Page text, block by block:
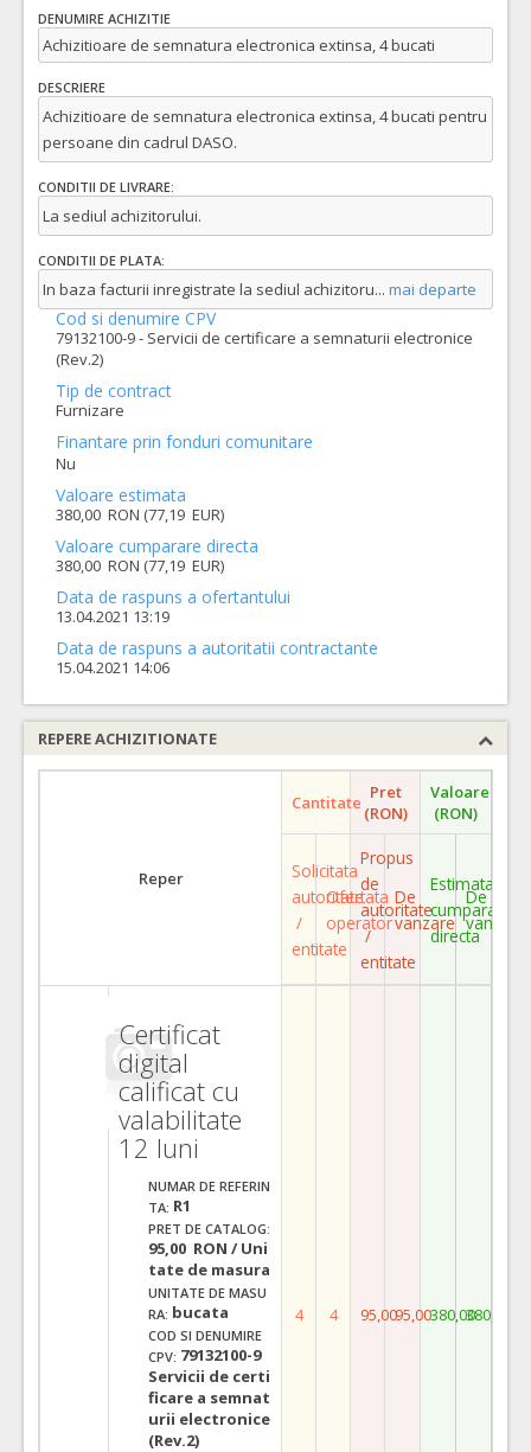
DENUMIRE ACHIZITIE
Achizitioare de semnatura electronica extinsa, 4 bucati
DESCRIERE
Achizitioare de semnatura electronica extinsa, 4 bucati pentru
persoane din cadrul DASO.
CONDITII DE LIVRARE:
La sediul achizitorului.
CONDITII DE PLATA:
In baza facturii inregistrate la sediul achizitoru... mai departe
Cod si denumire CPV
79132100-9 - Servicii de certificare a semnaturii electronice
(Rev.2)
Tip de contract
Furnizare
Finantare prin fonduri comunitare
Nu
Valoare estimata
380,00 RON (77,19 EUR)
Valoare cumparare directa
380,00 RON (77,19 EUR)
Data de raspuns a ofertantului
13.04.2021 13:19
Data de raspuns a autoritatii contractante
15.04.2021 14:06
REPERE ACHIZITIONATE
Reper
Cantitate Pret
(RON)
Valoare
(RON)
Solicitata
autoritate
/
entitate
Ofertata
operator
Propus
de
autoritate
/
entitate
De
vanzare
Estimata
cumparare
directa
De
vanzare
Certificat
digital
calificat cu
valabilitate
12 luni
NUMAR DE REFERIN
TA: R1
PRET DE CATALOG:
95,00 RON / Uni
tate de masura
UNITATE DE MASU
RA: bucata
COD SI DENUMIRE
CPV: 79132100-9
Servicii de certi
ficare a semnat
urii electronice
(Rev.2)
4 4 95,0095,00380,00380,00